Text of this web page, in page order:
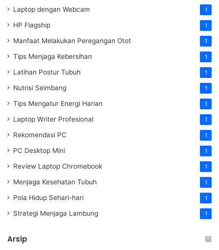
Laptop dengan Webcam 1
HP Flagship 1
Manfaat Melakukan Peregangan Otot 1
Tips Menjaga Kebersihan 1
Latihan Postur Tubuh 1
Nutrisi Seimbang 1
Tips Mengatur Energi Harian 1
Laptop Writer Profesional 1
Rekomendasi PC 1
PC Desktop Mini 1
Review Laptop Chromebook 1
Menjaga Kesehatan Tubuh 1
Pola Hidup Sehari-hari 1
Strategi Menjaga Lambung 1
Arsip